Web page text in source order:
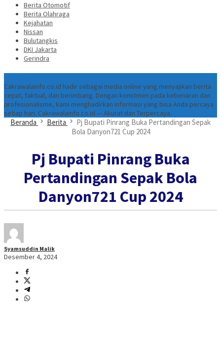
Berita Otomotif
Berita Olahraga
Kejahatan
Nissan
Bulutangkis
DKI Jakarta
Gerindra
Cakrawalainfo.co.id hadir sebagai media online yang menyajikan berita
cepat, faktual, dan berimbang. Dengan komitmen pada kebenaran dan
profesionalisme, kami menghadirkan informasi yang bisa Anda percaya
setiap hari. Cakrawalainfo.co.id — Akurat dan Terpercaya.
Beranda Berita
Pj Bupati Pinrang Buka Pertandingan Sepak
Bola Danyon721 Cup 2024
Pj Bupati Pinrang Buka
Pertandingan Sepak Bola
Danyon721 Cup 2024
Syamsuddin Malik
Desember 4, 2024